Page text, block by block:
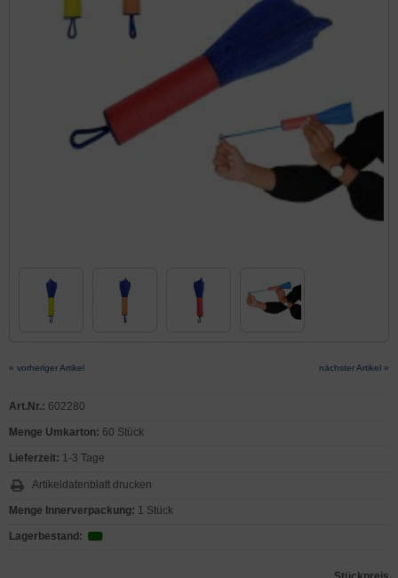
« vorheriger Artikel nächster Artikel »
Art.Nr.: 602280
Menge Umkarton: 60 Stück
Lieferzeit: 1-3 Tage
Artikeldatenblatt drucken
Menge Innerverpackung: 1 Stück
Lagerbestand: